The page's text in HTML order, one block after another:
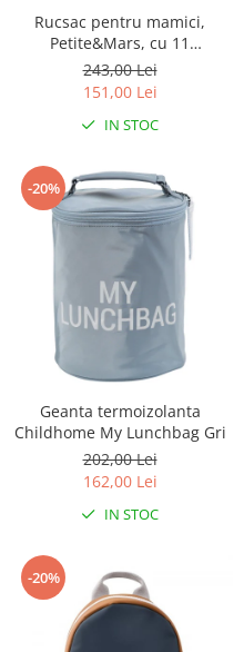
Rucsac pentru mamici,
Petite&Mars, cu 11
compartimente, cu buzunare
termice, Saltea de infasat
inclusa, 30 x 42 x 15 cm, Jack,
Black
243,00 Lei
151,00 Lei
IN STOC
-20%
Geanta termoizolanta
Childhome My Lunchbag Gri
202,00 Lei
162,00 Lei
IN STOC
-20%